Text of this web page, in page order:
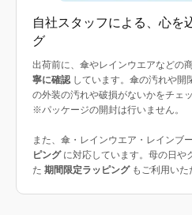
自社スタッフによる、心を
グ
出荷前に、傘やレインウエアなどの
寧に確認しています。傘の汚れや開
の外装の汚れや破損がないかをチェ
※パッケージの開封は行いません。
また、傘・レインウエア・レインブ
ピングに対応しています。母の日や
た 期間限定ラッピングもご利用いた